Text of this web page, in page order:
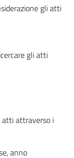
gli atti
gli atti
atti attraverso i
anno